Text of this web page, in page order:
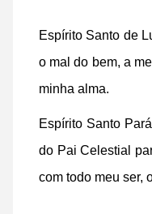
Espírito Santo de
o mal do bem, a
minha alma.
Espírito Santo
do Pai Celestial
com todo meu ser,